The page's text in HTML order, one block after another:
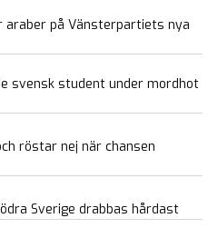
på Vänsterpartiets nya
svensk student under mordhot
röstar nej när chansen
Sverige drabbas hårdast